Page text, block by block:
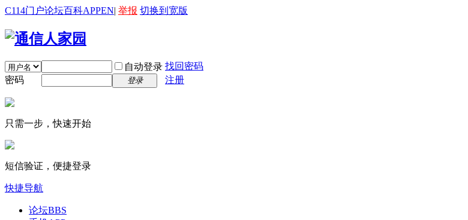
C114门户论坛百科APPEN| 举报 切换到宽版
自动登录 找回密码
密码
登录 注册
只需一步，快速开始
短信验证，便捷登录
快捷导航
论坛BBS